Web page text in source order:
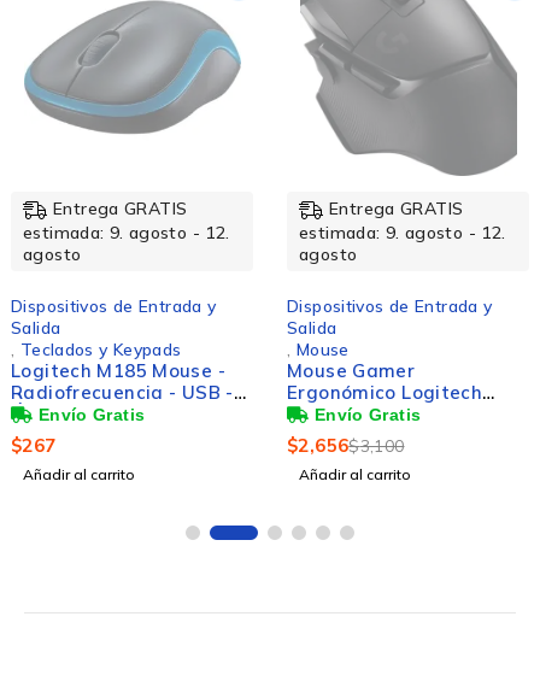
Entrega GRATIS
estimada: 9. agosto - 12.
agosto
Dispositivos de Entrada y
Salida
Teclados y Keypads
Logitech M185 Mouse -
Radiofrecuencia - USB -
Óptico - 3 Botón(es) -
Azul, Negro - Inalámbrico
- 1000 dpi - Rueda de
desplazamiento -
$267
Añadir al carrito
Entrega GRATIS
estimada: 9. agosto - 12.
agosto
Dispositivos de Entrada y
Salida
Mouse
Mouse Gamer
Ergonómico Logitech
G502 X Lightspeed,
Inalámbrico, Óptico,
25.600DPI, RF
Inalámbrico, Negro
$3,100
$2,656
Añadir al carrito